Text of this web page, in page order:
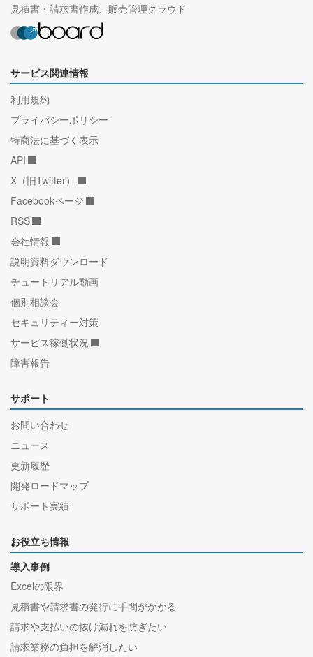
見積書・請求書作成、販売管理クラウド
サービス関連情報
利用規約
プライバシーポリシー
特商法に基づく表示
API
X（旧Twitter）
Facebookページ
RSS
会社情報
説明資料ダウンロード
チュートリアル動画
個別相談会
セキュリティー対策
サービス稼働状況
障害報告
サポート
お問い合わせ
ニュース
更新履歴
開発ロードマップ
サポート実績
お役立ち情報
導入事例
Excelの限界
見積書や請求書の発行に手間がかかる
請求や支払いの抜け漏れを防ぎたい
請求業務の負担を解消したい